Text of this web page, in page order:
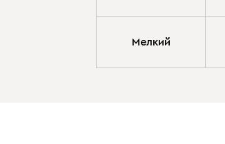
Мелкий